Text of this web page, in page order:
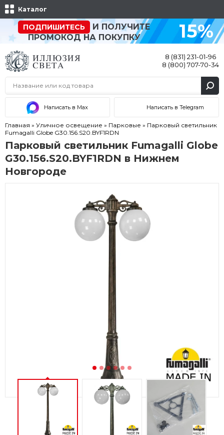
Каталог
ПОДПИШИТЕСЬ
И ПОЛУЧИТЕ
ПРОМОКОД НА ПОКУПКУ
15%
8 (831) 231-01-96
8 (800) 707-70-34
Написать в Max Написать в Telegram
Главная » Уличное освещение » Парковые » Парковый светильник
Fumagalli Globe G30.156.S20.BYF1RDN
Парковый светильник Fumagalli Globe
G30.156.S20.BYF1RDN в Нижнем
Новгороде